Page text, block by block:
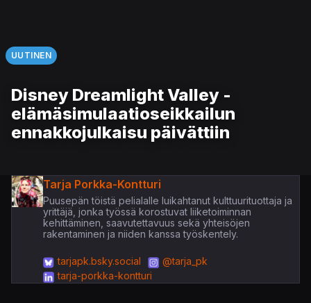
UUTINEN
Disney Dreamlight Valley -
elämäsimulaatioseikkailun
ennakkojulkaisu päivättiin
Tarja Porkka-Kontturi
Puusepän töistä pelialalle luikahtanut kulttuurituottaja ja
yrittäjä, jonka työssä korostuvat liiketoiminnan
kehittäminen, saavutettavuus sekä yhteisöjen
rakentaminen ja niiden kanssa työskentely.
tarjapk.bsky.social
@tarja_pk
tarja-porkka-kontturi